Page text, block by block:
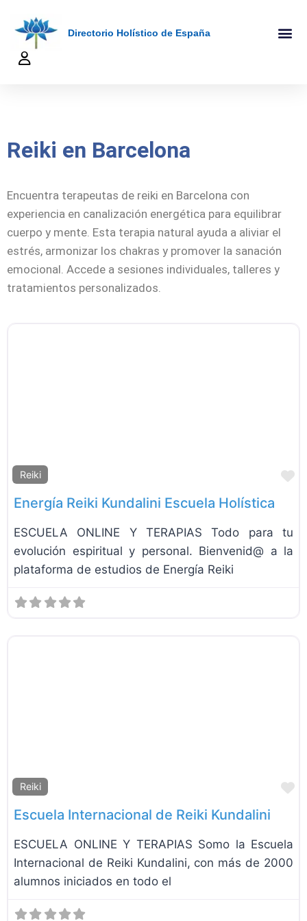
Directorio Holístico de España
Reiki en Barcelona
Encuentra terapeutas de reiki en Barcelona con
experiencia en canalización energética para equilibrar
cuerpo y mente. Esta terapia natural ayuda a aliviar el
estrés, armonizar los chakras y promover la sanación
emocional. Accede a sesiones individuales, talleres y
tratamientos personalizados.
Reiki
Energía Reiki Kundalini Escuela Holística
ESCUELA ONLINE Y TERAPIAS Todo para tu
evolución espiritual y personal. Bienvenid@ a la
plataforma de estudios de Energía Reiki
Reiki
Escuela Internacional de Reiki Kundalini
ESCUELA ONLINE Y TERAPIAS Somo la Escuela
Internacional de Reiki Kundalini, con más de 2000
alumnos iniciados en todo el